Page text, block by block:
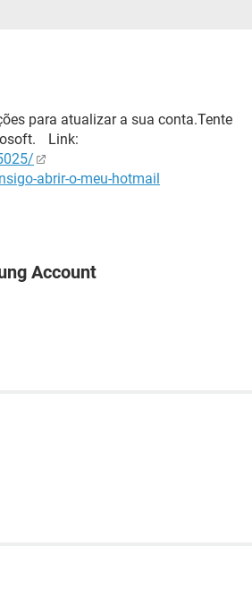
para atualizar a sua conta.Tente
Link:
abrir-o-meu-hotmail
Account